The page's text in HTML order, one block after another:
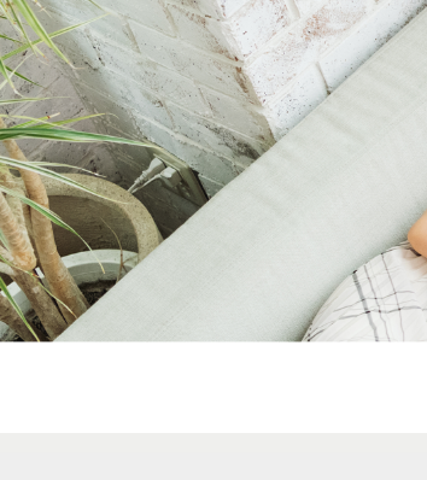
Sustainable
サスティナブル
エントリー